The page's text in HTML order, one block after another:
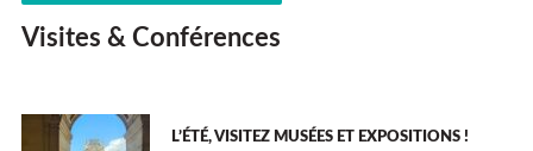
Visites & Conférences
L’ÉTÉ, VISITEZ MUSÉES ET EXPOSITIONS !